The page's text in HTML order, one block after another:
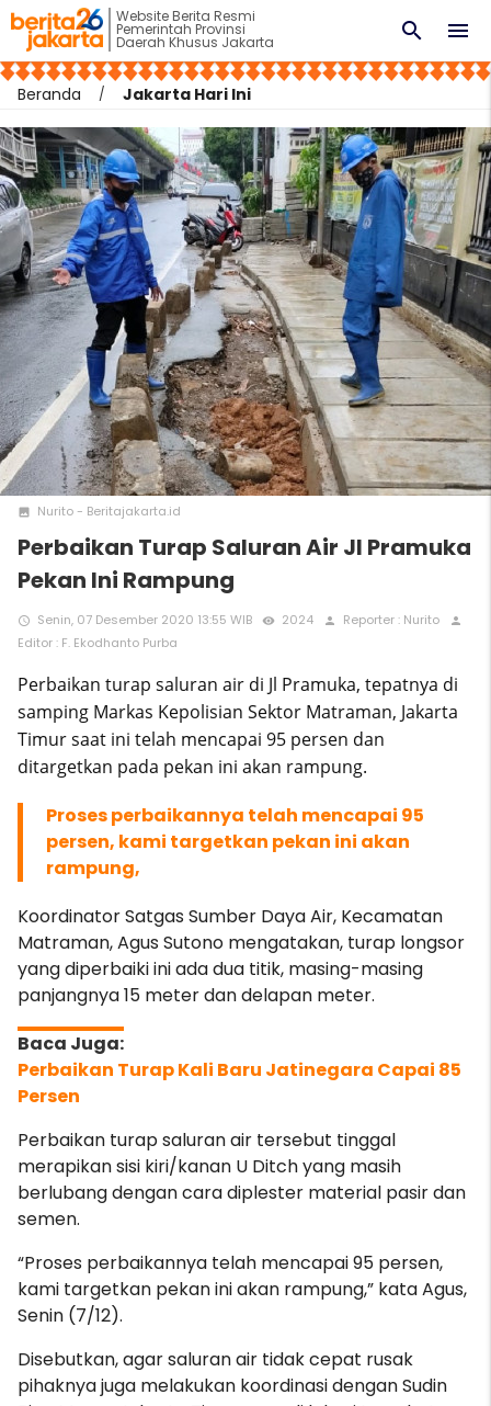
Website Berita Resmi
Pemerintah Provinsi
Daerah Khusus Jakarta menu
search
Beranda Jakarta Hari Ini
photo Nurito - Beritajakarta.id
Perbaikan Turap Saluran Air Jl Pramuka
Pekan Ini Rampung
access_time Senin, 07 Desember 2020 13:55 WIB remove_red_eye 2024 person Reporter : Nurito person
Editor : F. Ekodhanto Purba
Perbaikan turap saluran air di Jl Pramuka, tepatnya di
samping Markas Kepolisian Sektor Matraman, Jakarta
Timur saat ini telah mencapai 95 persen dan
ditargetkan pada pekan ini akan rampung.
Proses perbaikannya telah mencapai 95
persen, kami targetkan pekan ini akan
rampung,
Koordinator Satgas Sumber Daya Air, Kecamatan
Matraman, Agus Sutono mengatakan, turap longsor
yang diperbaiki ini ada dua titik, masing-masing
panjangnya 15 meter dan delapan meter.
Perbaikan Turap Kali Baru Jatinegara Capai 85
Persen
Perbaikan turap saluran air tersebut tinggal
merapikan sisi kiri/kanan U Ditch yang masih
berlubang dengan cara diplester material pasir dan
semen.
“Proses perbaikannya telah mencapai 95 persen,
kami targetkan pekan ini akan rampung,” kata Agus,
Senin (7/12).
Disebutkan, agar saluran air tidak cepat rusak
pihaknya juga melakukan koordinasi dengan Sudin